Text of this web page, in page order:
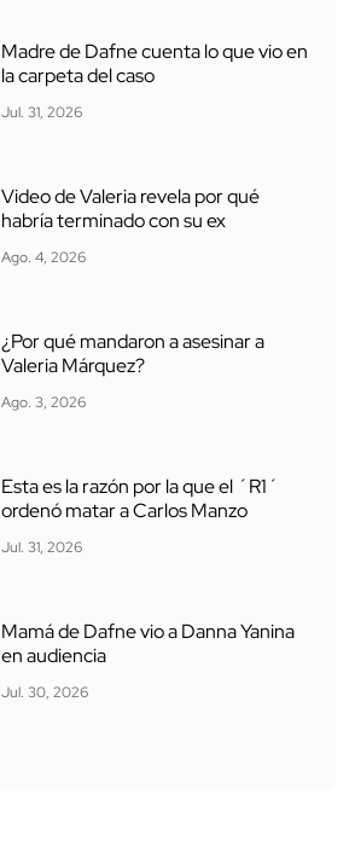
Madre de Dafne cuenta lo que vio en
la carpeta del caso
Jul. 31, 2026
Video de Valeria revela por qué
habría terminado con su ex
Ago. 4, 2026
¿Por qué mandaron a asesinar a
Valeria Márquez?
Ago. 3, 2026
Esta es la razón por la que el ´R1´
ordenó matar a Carlos Manzo
Jul. 31, 2026
Mamá de Dafne vio a Danna Yanina
en audiencia
Jul. 30, 2026